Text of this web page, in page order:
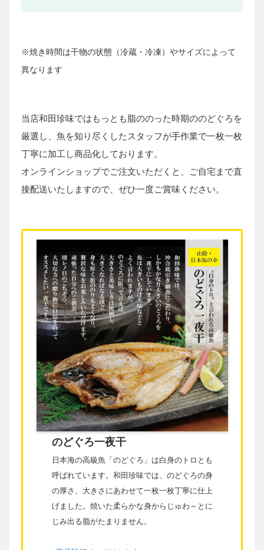
※焼き時間は干物の状態（冷蔵・冷凍）やサイズによって
異なります
当店和田珍味ではもっとも脂ののった時期ののどぐろを
厳選し、魚を知り尽くしたスタッフが手作業で一枚一枚
丁寧に加工し商品化しております。
オンラインショップでご注文いただくと、ご自宅まで直
接配送いたしますので、ぜひ一度ご賞味ください。
のどぐろ一夜干
日本海の高級魚「のどぐろ」は白身のトロとも
呼ばれています。和田珍味では、のどぐろの身
の厚さ、大きさにあわせて一枚一枚丁寧に仕上
げました。焼いた柔らかな身からじゅわ～とに
じみ出る脂がたまりません。